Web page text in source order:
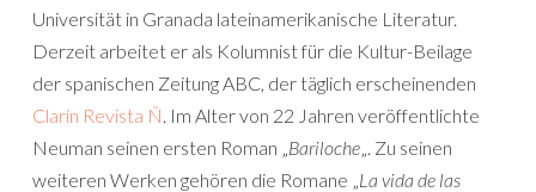
Universität in Granada lateinamerikanische Literatur.
Derzeit arbeitet er als Kolumnist für die Kultur-Beilage
der spanischen Zeitung ABC, der täglich erscheinenden
Clarín Revista Ñ. Im Alter von 22 Jahren veröffentlichte
Neuman seinen ersten Roman „Bariloche„. Zu seinen
weiteren Werken gehören die Romane „La vida de las